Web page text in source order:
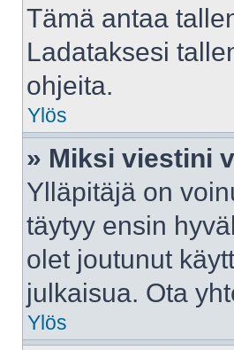
Tämä antaa
Ladataksesi
ohjeita.
Ylös
» Miksi viestini
Ylläpitäjä on
täytyy ensin
olet joutunut
julkaisua. Ota
Ylös